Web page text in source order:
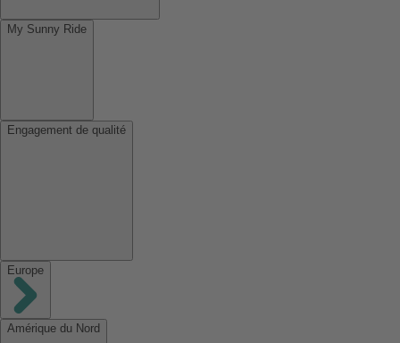
My Sunny Ride
Engagement de qualité
Europe
Amérique du Nord